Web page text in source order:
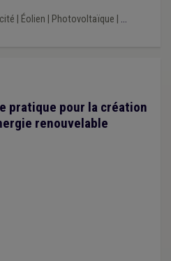
Éolien Photovoltaïque ...
pratique pour la création
renouvelable